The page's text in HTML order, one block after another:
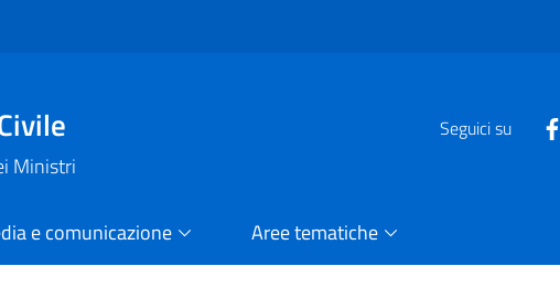
Ministri
Seguici su
e comunicazione Aree tematiche